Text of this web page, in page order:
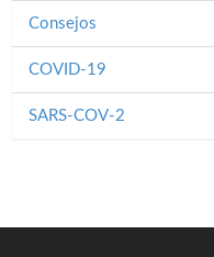
Consejos
COVID-19
SARS-COV-2